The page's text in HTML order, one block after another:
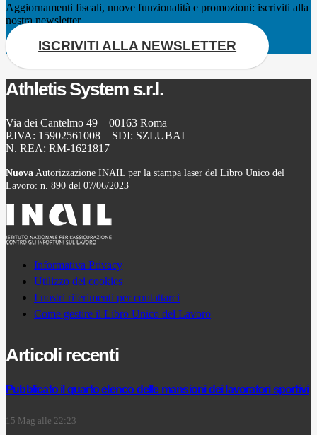
Aggiornamenti fiscali, nuove funzionalità e promozioni: iscriviti alla
nostra newsletter.
ISCRIVITI ALLA NEWSLETTER
Athletis System s.r.l.
Via dei Cantelmo 49 – 00163 Roma
P.IVA: 15902561008 – SDI: SZLUBAI
N. REA: RM-1621817
Nuova Autorizzazione INAIL per la stampa laser del Libro Unico del
Lavoro: n. 890 del 07/06/2023
Informativa Privacy
Utilizzo dei cookies
I nostri riferimenti per contattarci
Come gestire il Libro Unico del Lavoro
Articoli recenti
Pubblicato il quarto elenco delle mansioni dei lavoratori sportivi
15 Mag alle 22:23